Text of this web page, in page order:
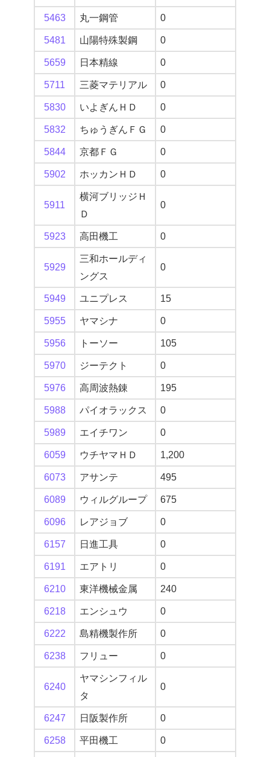
5463 丸一鋼管 0
5481 山陽特殊製鋼 0
5659 日本精線 0
5711 三菱マテリアル 0
5830 いよぎんＨＤ 0
5832 ちゅうぎんＦＧ 0
5844 京都ＦＧ 0
5902 ホッカンＨＤ 0
5911
横河ブリッジＨ
Ｄ
0
5923 高田機工 0
5929
三和ホールディ
ングス
0
5949 ユニプレス 15
5955 ヤマシナ 0
5956 トーソー 105
5970 ジーテクト 0
5976 高周波熱錬 195
5988 パイオラックス 0
5989 エイチワン 0
6059 ウチヤマＨＤ 1,200
6073 アサンテ 495
6089 ウィルグループ 675
6096 レアジョブ 0
6157 日進工具 0
6191 エアトリ 0
6210 東洋機械金属 240
6218 エンシュウ 0
6222 島精機製作所 0
6238 フリュー 0
6240
ヤマシンフィル
タ
0
6247 日阪製作所 0
6258 平田機工 0